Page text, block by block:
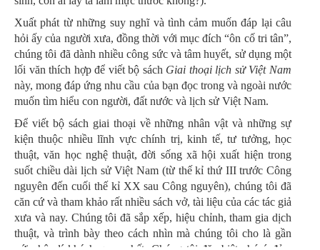
Xuất phát từ những suy nghĩ và tình cảm muốn đáp lại câu
hỏi ấy của người xưa, đồng thời với mục đích “ôn cố tri tân”,
chúng tôi đã dành nhiều công sức và tâm huyết, sử dụng một
lối văn thích hợp để viết bộ sách Giai thoại lịch sử Việt Nam
này, mong đáp ứng nhu cầu của bạn đọc trong và ngoài nước
muốn tìm hiểu con người, đất nước và lịch sử Việt Nam.
Để viết bộ sách giai thoại về những nhân vật và những sự
kiện thuộc nhiều lĩnh vực chính trị, kinh tế, tư tưởng, học
thuật, văn học nghệ thuật, đời sống xã hội xuất hiện trong
suốt chiều dài lịch sử Việt Nam (từ thế kỉ thứ III trước Công
nguyên đến cuối thế kỉ XX sau Công nguyên), chúng tôi đã
căn cứ và tham khảo rất nhiều sách vở, tài liệu của các tác giả
xưa và nay. Chúng tôi đã sắp xếp, hiệu chỉnh, tham gia dịch
thuật, và trình bày theo cách nhìn mà chúng tôi cho là gần